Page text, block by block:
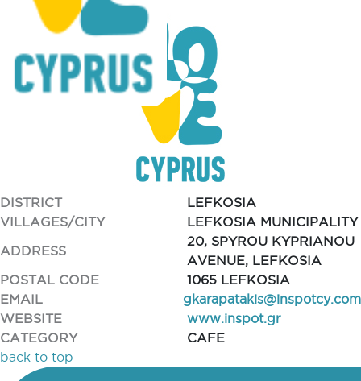
DISTRICT
LEFKOSIA
VILLAGES/CITY
LEFKOSIA MUNICIPALITY
ADDRESS
20, SPYROU KYPRIANOU
AVENUE, LEFKOSIA
POSTAL CODE
1065 LEFKOSIA
EMAIL
gkarapatakis@inspotcy.com
WEBSITE
www.inspot.gr
CATEGORY
CAFE
back to top